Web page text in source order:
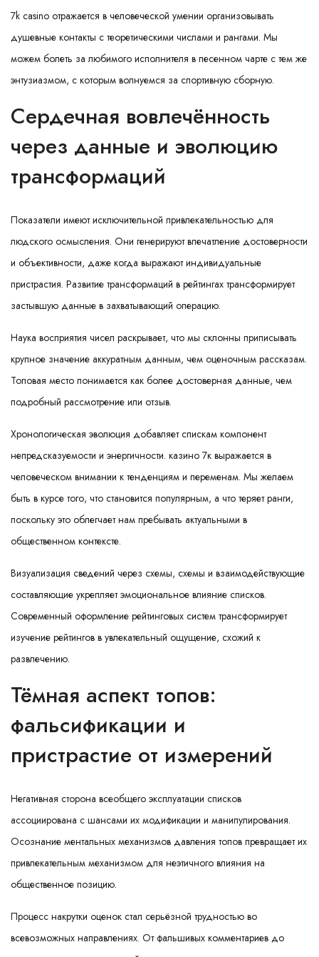
7k casino отражается в человеческой умении организовывать
душевные контакты с теоретическими числами и рангами. Мы
можем болеть за любимого исполнителя в песенном чарте с тем же
энтузиазмом, с которым волнуемся за спортивную сборную.
Сердечная вовлечённость
через данные и эволюцию
трансформаций
Показатели имеют исключительной привлекательностью для
людского осмысления. Они генерируют впечатление достоверности
и объективности, даже когда выражают индивидуальные
пристрастия. Развитие трансформаций в рейтингах трансформирует
застывшую данные в захватывающий операцию.
Наука восприятия чисел раскрывает, что мы склонны приписывать
крупное значение аккуратным данным, чем оценочным рассказам.
Топовая место понимается как более достоверная данные, чем
подробный рассмотрение или отзыв.
Хронологическая эволюция добавляет спискам компонент
непредсказуемости и энергичности. казино 7к выражается в
человеческом внимании к тенденциям и переменам. Мы желаем
быть в курсе того, что становится популярным, а что теряет ранги,
поскольку это облегчает нам пребывать актуальными в
общественном контексте.
Визуализация сведений через схемы, схемы и взаимодействующие
составляющие укрепляет эмоциональное влияние списков.
Современный оформление рейтинговых систем трансформирует
изучение рейтингов в увлекательный ощущение, схожий к
развлечению.
Тёмная аспект топов:
фальсификации и
пристрастие от измерений
Негативная сторона всеобщего эксплуатации списков
ассоциирована с шансами их модификации и манипулирования.
Осознание ментальных механизмов давления топов превращает их
привлекательным механизмом для неэтичного влияния на
общественное позицию.
Процесс накрутки оценок стал серьёзной трудностью во
всевозможных направлениях. От фальшивых комментариев до